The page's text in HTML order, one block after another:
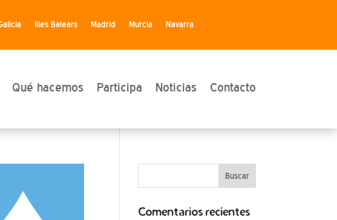
Illes Balears Madrid Murcia Navarra
Qué hacemos Participa Noticias Contacto
Comentarios recientes